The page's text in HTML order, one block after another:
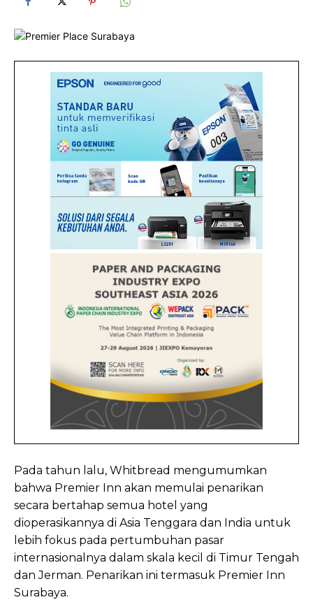
Pada tahun lalu, Whitbread mengumumkan
bahwa Premier Inn akan memulai penarikan
secara bertahap semua hotel yang
dioperasikannya di Asia Tenggara dan India untuk
lebih fokus pada pertumbuhan pasar
internasionalnya dalam skala kecil di Timur Tengah
dan Jerman. Penarikan ini termasuk Premier Inn
Surabaya.